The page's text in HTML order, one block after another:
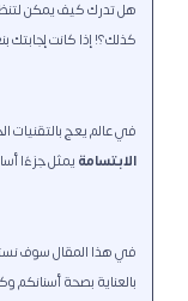
هل تدرك كيف يمكن
كذلك؟! إذا كانت إجابتك
في عالم يعج بالتقنيات
الابتسامةيمثل جزءًا
في هذا المقال سوف
بالعناية بصحة